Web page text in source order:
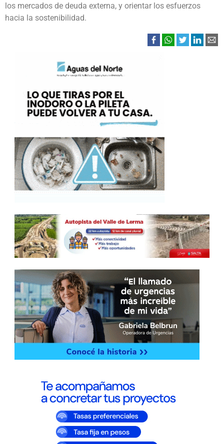
los mercados de deuda externa, y orientar los esfuerzos
hacia la sostenibilidad.